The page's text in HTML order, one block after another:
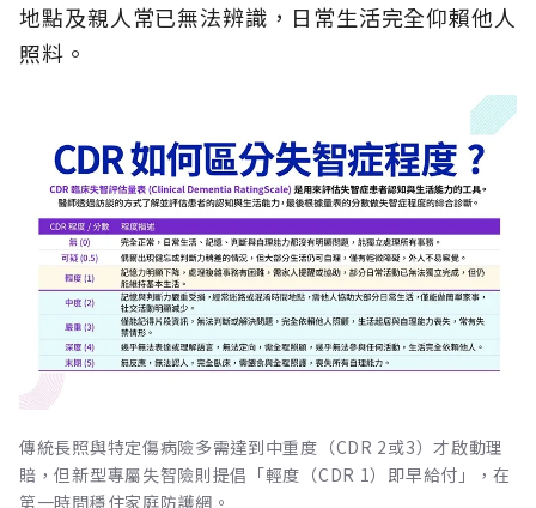
地點及親人常已無法辨識，日常生活完全仰賴他人
照料。
傳統長照與特定傷病險多需達到中重度（CDR 2或3）才啟動理
賠，但新型專屬失智險則提倡「輕度（CDR 1）即早給付」，在
第一時間穩住家庭防護網。